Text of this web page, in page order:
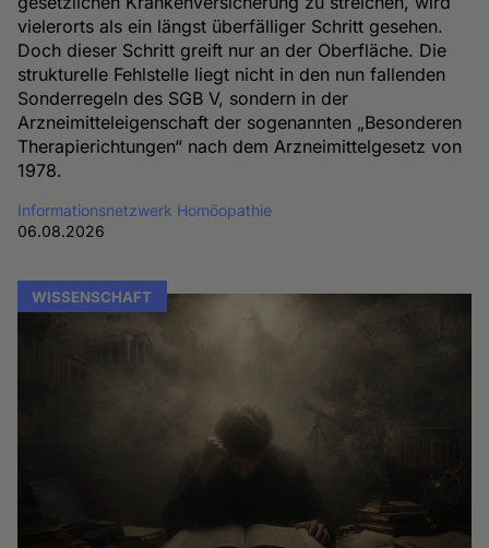
vielerorts als ein längst überfälliger Schritt gesehen.
Doch dieser Schritt greift nur an der Oberfläche. Die
strukturelle Fehlstelle liegt nicht in den nun fallenden
Sonderregeln des SGB V, sondern in der
Arzneimitteleigenschaft der sogenannten „Besonderen
Therapierichtungen“ nach dem Arzneimittelgesetz von
1978.
Informationsnetzwerk Homöopathie
06.08.2026
WISSENSCHAFT